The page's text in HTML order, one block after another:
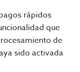
rápidos
que
de
sido activada